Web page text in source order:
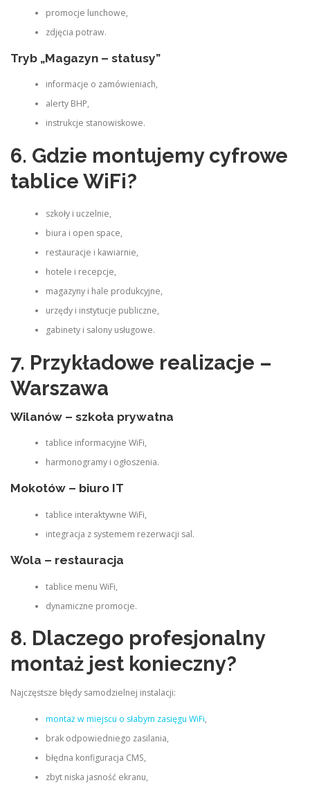
promocje lunchowe,
zdjęcia potraw.
Tryb „Magazyn – statusy”
informacje o zamówieniach,
alerty BHP,
instrukcje stanowiskowe.
6. Gdzie montujemy cyfrowe
tablice WiFi?
szkoły i uczelnie,
biura i open space,
restauracje i kawiarnie,
hotele i recepcje,
magazyny i hale produkcyjne,
urzędy i instytucje publiczne,
gabinety i salony usługowe.
7. Przykładowe realizacje –
Warszawa
Wilanów – szkoła prywatna
tablice informacyjne WiFi,
harmonogramy i ogłoszenia.
Mokotów – biuro IT
tablice interaktywne WiFi,
integracja z systemem rezerwacji sal.
Wola – restauracja
tablice menu WiFi,
dynamiczne promocje.
8. Dlaczego profesjonalny
montaż jest konieczny?
Najczęstsze błędy samodzielnej instalacji:
montaż w miejscu o słabym zasięgu WiFi,
brak odpowiedniego zasilania,
błędna konfiguracja CMS,
zbyt niska jasność ekranu,